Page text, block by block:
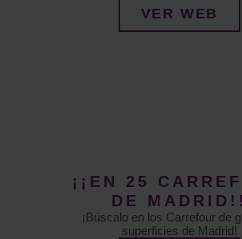
VER WEB
¡¡EN 25
DE MADRID!!
¡Búscalo en los Carrefour de
superficies de Madrid!